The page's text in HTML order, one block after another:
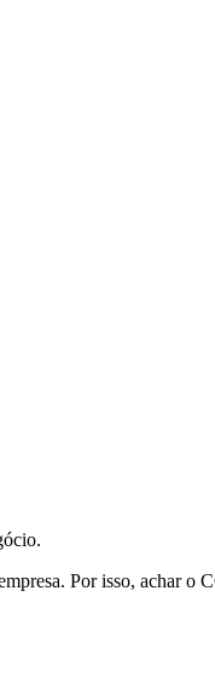
Por isso, achar